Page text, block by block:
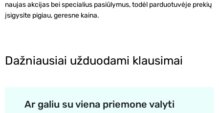
naujas akcijas bei specialius pasiūlymus, todėl parduotuvėje prekių
įsigysite pigiau, geresne kaina.
Dažniausiai užduodami klausimai
Ar galiu su viena priemone valyti